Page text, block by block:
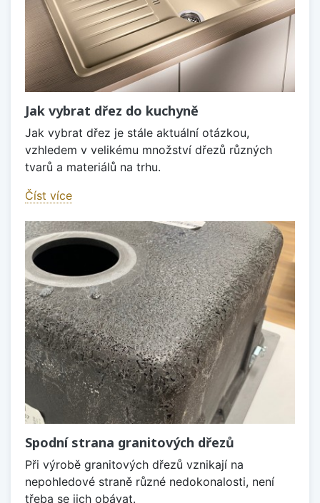
Jak vybrat dřez do kuchyně
Jak vybrat dřez je stále aktuální otázkou,
vzhledem v velikému množství dřezů různých
tvarů a materiálů na trhu.
Číst více
Spodní strana granitových dřezů
Při výrobě granitových dřezů vznikají na
nepohledové straně různé nedokonalosti, není
třeba se jich obávat.